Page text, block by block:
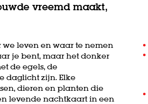
vreemd maakt,
leven en waar te nemen
je bent, maar het donker
de egels, de
daglicht zijn. Elke
dieren en planten die
levende nachtkaart in een